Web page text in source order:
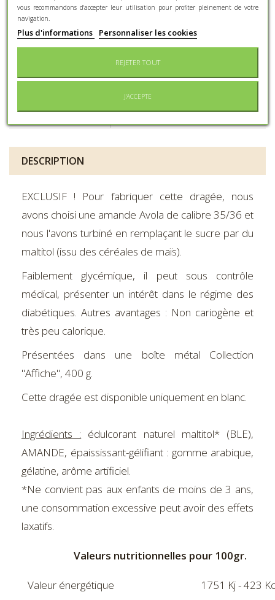
Effets
moins de 3 ans, une
Conservation
À conserver au sec et à l'abri de
Conditionnement Boîte métal
DESCRIPTION
EXCLUSIF ! Pour fabriquer cette dragée, nous
avons choisi une amande Avola de calibre 35/36 et
nous l'avons turbiné en remplaçant le sucre par du
maltitol (issu des céréales de maïs).
Faiblement glycémique, il peut sous contrôle
médical, présenter un intérêt dans le régime des
diabétiques. Autres avantages : Non cariogène et
très peu calorique.
Présentées dans une boîte métal Collection
"Affiche", 400 g.
Cette dragée est disponible uniquement en blanc.
Ingrédients : édulcorant naturel maltitol* (BLE),
AMANDE, épaississant-gélifiant : gomme arabique,
gélatine, arôme artificiel.
*Ne convient pas aux enfants de moins de 3 ans,
une consommation excessive peut avoir des effets
laxatifs.
Valeurs nutritionnelles pour 100gr.
Valeur énergétique 1751 Kj - 423
vous recommandons d'accepter leur utilisation pour profiter pleinement de votre
navigation.
Plus d'informations Personnaliser les cookies
REJETER TOUT
J'ACCEPTE